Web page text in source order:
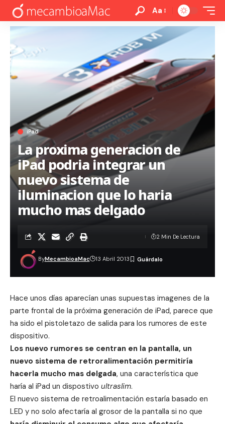
Aa
iPad
La proxima generacion de
iPad podria integrar un
nuevo sistema de
iluminacion que lo haria
mucho mas delgado
ByMecambioaMac 13 Abril 2013
2 Min De Lectura
Hace unos días aparecían unas supuestas imagenes de la
parte frontal de la próxima generación de iPad, parece que
ha sido el pistoletazo de salida para los rumores de este
dispositivo.
Los nuevo rumores se centran en la pantalla, un
nuevo sistema de retroralimentación permitiría
hacerla mucho mas delgada, una característica que
haría al iPad un dispostivo ultraslim.
El nuevo sistema de retroalimentación estaría basado en
LED y no solo afectaría al grosor de la pantalla si no que